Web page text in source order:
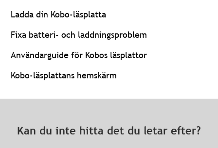
Ladda din Kobo-läsplatta
Fixa batteri- och laddningsproblem
Användarguide för Kobos läsplattor
Kobo-läsplattans hemskärm
Kan du inte hitta det du letar efter?